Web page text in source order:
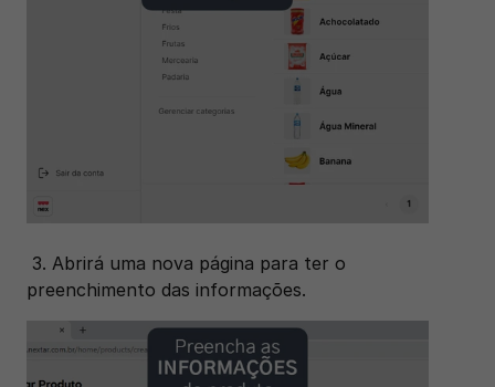
preenchimento das informações.